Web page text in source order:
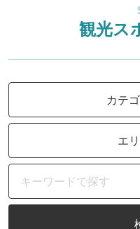
観光ス
カテ
エ